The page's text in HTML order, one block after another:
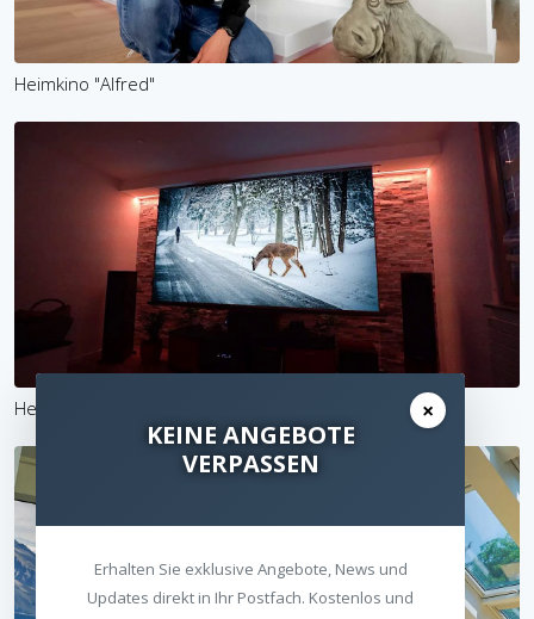
Heimkino "Alfred"
Heimkino "Red Deer" made by HEIMKINORAUM Stuttgart
×
KEINE ANGEBOTE
VERPASSEN
Erhalten Sie exklusive Angebote, News und
Updates direkt in Ihr Postfach. Kostenlos und